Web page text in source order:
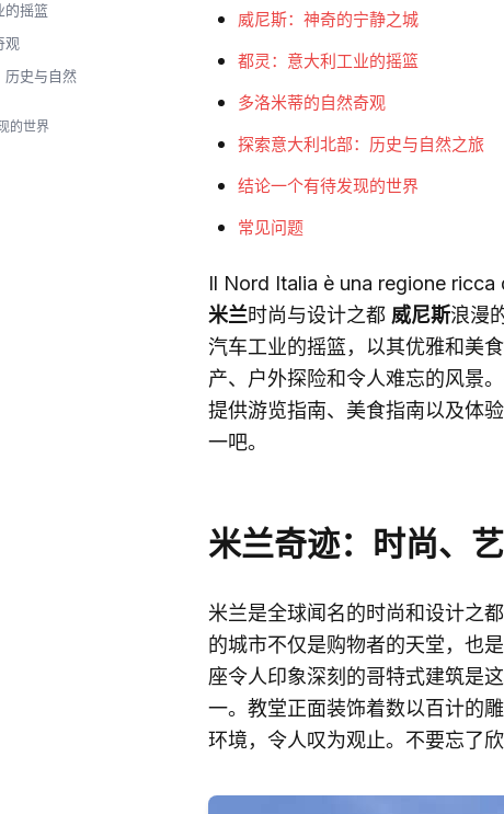
的摇篮
观
历史与自然
的世界
威尼斯：神奇的宁静之城
都灵：意大利工业的摇篮
多洛米蒂的自然奇观
探索意大利北部：历史与自然之旅
结论一个有待发现的世界
常见问题
Il Nord Italia è una regione
米兰时尚与设计之都 威尼斯浪漫
汽车工业的摇篮，以其优雅和美
产、户外探险和令人难忘的风景
提供游览指南、美食指南以及体
一吧。
米兰奇迹：时尚、
米兰是全球闻名的时尚和设计之
的城市不仅是购物者的天堂，也
座令人印象深刻的哥特式建筑是
一。教堂正面装饰着数以百计的
环境，令人叹为观止。不要忘了